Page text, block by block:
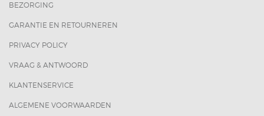
BEZORGING
GARANTIE EN RETOURNEREN
PRIVACY POLICY
VRAAG & ANTWOORD
KLANTENSERVICE
ALGEMENE VOORWAARDEN